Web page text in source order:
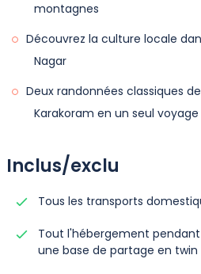
montagnes
Découvrez la culture locale
Nagar
Deux randonnées classiques
Karakoram en un seul voyage
Inclus/exclu
Tous les transports
Tout l'hébergement
une base de partage en twin